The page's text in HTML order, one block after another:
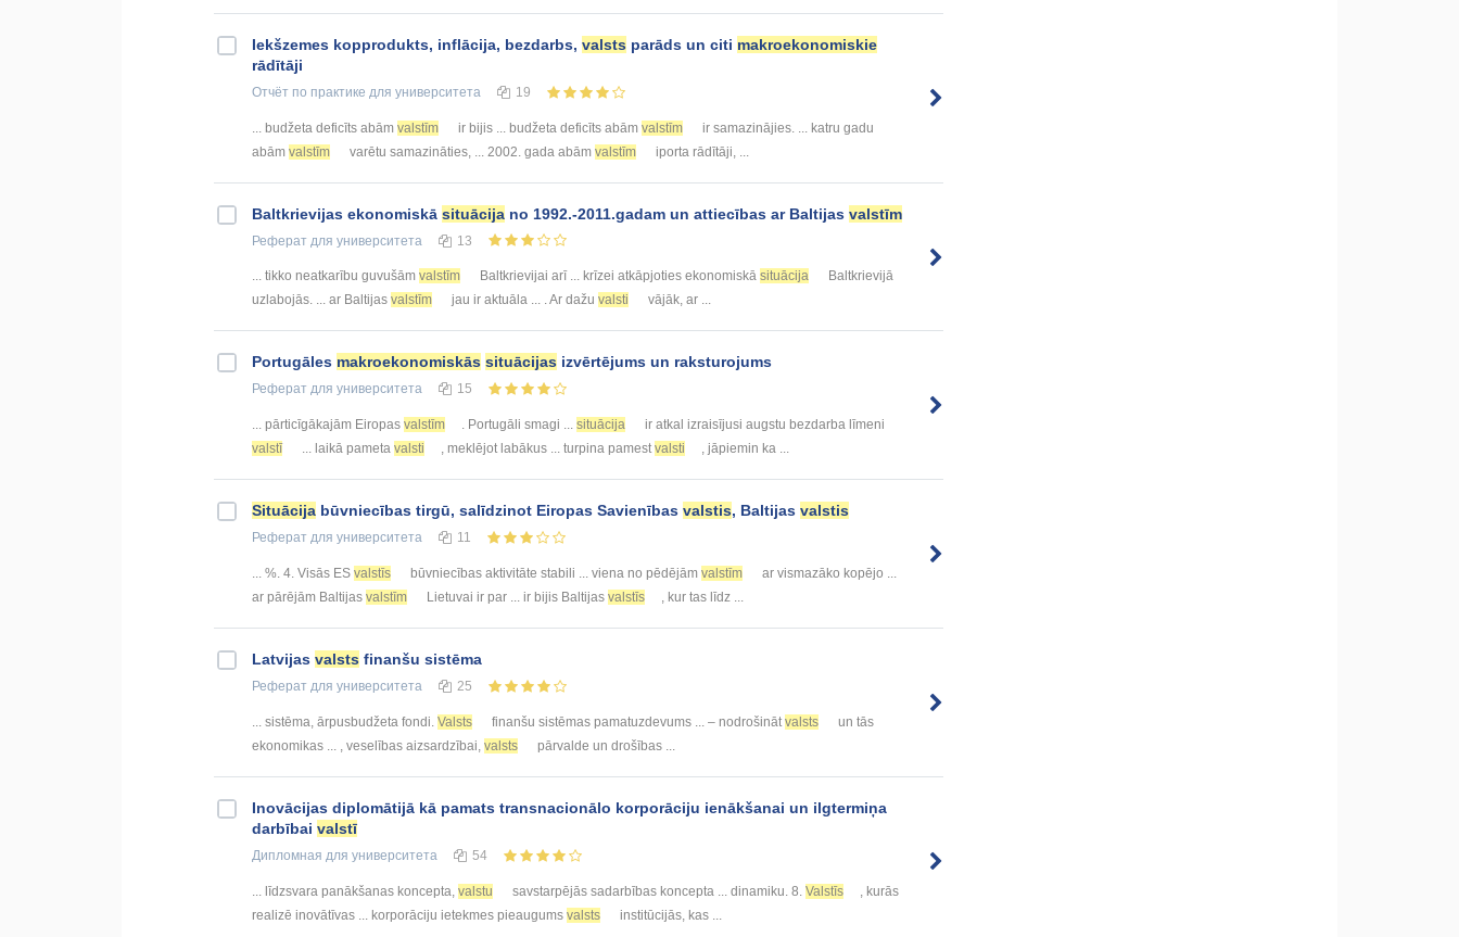
Iekšzemes kopprodukts, inflācija, bezdarbs, valsts parāds un citi makroekonomiskie
rādītāji
Отчёт по практике для университета 19
... budžeta deficīts abām valstīm ir bijis ... budžeta deficīts abām valstīm
ir samazinājies. ... katru gadu
abām valstīm varētu samazināties, ... 2002. gada abām valstīm iporta rādītāji, ...
Baltkrievijas ekonomiskā situācija no 1992.-2011.gadam un attiecības ar Baltijas valstīm
Реферат для университета 13
... tikko neatkarību guvušām valstīm Baltkrievijai arī ... krīzei atkāpjoties ekonomiskā situācija
Baltkrievijā
uzlabojās. ... ar Baltijas valstīm jau ir aktuāla ... . Ar dažu valsti vājāk, ar ...
Portugāles makroekonomiskās situācijas izvērtējums un raksturojums
Реферат для университета 15
... pārticīgākajām Eiropas valstīm . Portugāli smagi ... situācija
ir atkal izraisījusi augstu bezdarba līmeni
valstī
... laikā pameta valsti , meklējot labākus ... turpina pamestvalsti , jāpiemin ka ...
Situācija būvniecības tirgū, salīdzinot Eiropas Savienības valstis, Baltijas valstis
Реферат для университета 11
... %. 4. Visās ES valstīs būvniecības aktivitāte stabili ... viena no pēdējām valstīm
ar vismazāko kopējo ...
ar pārējām Baltijas valstīm Lietuvai ir par ... ir bijis Baltijas valstīs , kur tas līdz ...
Latvijas valsts finanšu sistēma
Реферат для университета 25
... sistēma, ārpusbudžeta fondi. Valsts finanšu sistēmas pamatuzdevums ... – nodrošinātvalsts
un tās
ekonomikas ... , veselības aizsardzībai, valsts pārvalde un drošības ...
Inovācijas diplomātijā kā pamats transnacionālo korporāciju ienākšanai un ilgtermiņa
darbībai valstī
Дипломная для университета 54
... līdzsvara panākšanas koncepta, valstu savstarpējās sadarbības koncepta ... dinamiku. 8. Valstīs
, kurās
realizē inovātīvas ... korporāciju ietekmes pieaugums valsts institūcijās, kas ...